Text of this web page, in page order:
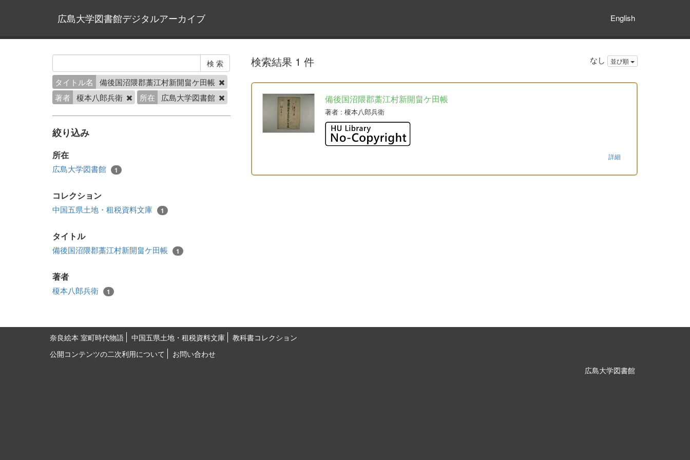
広島大学図書館デジタルアーカイブ English
タイトル名
備後国沼隈郡藁江村新開畠ケ田帳
著者
榎本八郎兵衛 所在 広島大学図書館
絞り込み
所在
広島大学図書館 1
コレクション
中国五県土地・租税資料文庫 1
タイトル
備後国沼隈郡藁江村新開畠ケ田帳 1
著者
榎本八郎兵衛 1
検索結果 1 件 なし 並び順
備後国沼隈郡藁江村新開畠ケ田帳
著者: 榎本八郎兵衛
詳細
奈良絵本 室町時代物語 中国五県土地・租税資料文庫
教科書コレクション
公開コンテンツの二次利用について
お問い合わせ
広島大学図書館